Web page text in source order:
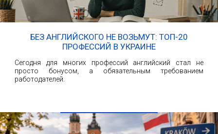
БЕЗ АНГЛИЙСКОГО НЕ ВОЗЬМУТ: ТОП-20
ПРОФЕССИЙ В УКРАИНЕ
Сегодня для многих профессий английский стал не
просто бонусом, а обязательным требованием
работодателей.